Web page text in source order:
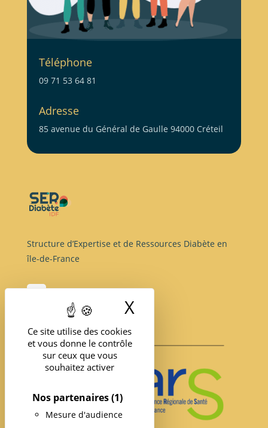
Ce site utilise des cookies
et vous donne le contrôle
sur ceux que vous
souhaitez activer
Nos partenaires(1)
Mesure d'audience
X
Téléphone
09 71 53 64 81
Adresse
85 avenue du Général de Gaulle 94000 Créteil
Structure d’Expertise et de Ressources Diabète en
île-de-France